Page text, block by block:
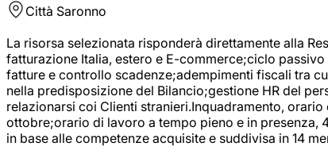
Città Saronno
La risorsa selezionata risponderà direttamente alla
fatturazione Italia, estero e E-commerce;ciclo
fatture e controllo scadenze;adempimenti fiscali tra
nella predisposizione del Bilancio;gestione HR del
relazionarsi coi Clienti stranieri.Inquadramento,
ottobre;orario di lavoro a tempo pieno e in presenza,
in base alle competenze acquisite e suddivisa in 14